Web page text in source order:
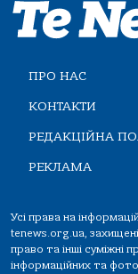
ПРО НАС
КОНТАКТИ
РЕДАКЦІЙНА
РЕКЛАМА
Усі права на
tenews.org.ua,
право та інші суміжні
інформаційних та